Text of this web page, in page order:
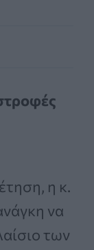
η κ.
να
των